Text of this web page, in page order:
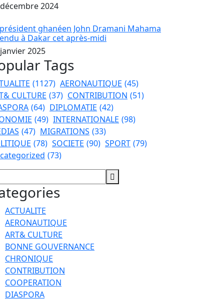
2024
ghanéen John Dramani Mahama
à Dakar cet après-midi
2025
Tags
(1127) AERONAUTIQUE (45)
CULTURE (37) CONTRIBUTION (51)
(64) DIPLOMATIE (42)
(49) INTERNATIONALE (98)
(47) MIGRATIONS (33)
(78) SOCIETE (90) SPORT (79)
(73)
ACTUALITE
AERONAUTIQUE
ART& CULTURE
BONNE GOUVERNANCE
CHRONIQUE
CONTRIBUTION
COOPERATION
DIASPORA